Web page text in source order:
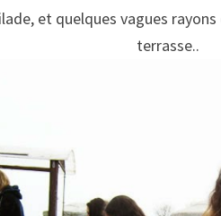
et quelques vagues
terrasse..